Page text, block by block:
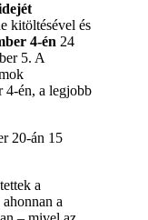
kitöltésével és
4-én 24
5. A
4-én, a legjobb
20-án 15
tettek a
a